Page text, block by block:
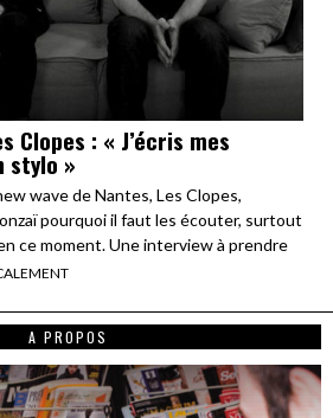
Clopes : « J’écris mes
stylo »
wave de Nantes, Les Clopes,
pourquoi il faut les écouter, surtout
ce moment. Une interview à prendre
A PROPOS